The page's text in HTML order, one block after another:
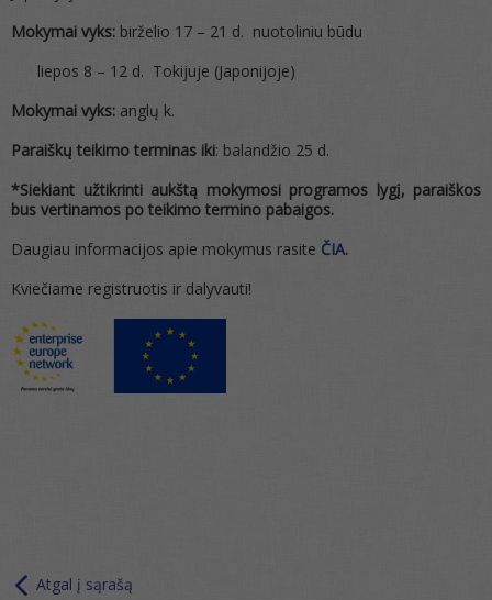
Mokymai vyks: birželio 17 – 21 d. nuotoliniu būdu
liepos 8 – 12 d. Tokijuje (Japonijoje)
Mokymai vyks: anglų k.
Paraiškų teikimo terminas iki: balandžio 25 d.
*Siekiant užtikrinti aukštą mokymosi programos lygį, paraiškos
bus vertinamos po teikimo termino pabaigos.
Daugiau informacijos apie mokymus rasite ČIA.
Kviečiame registruotis ir dalyvauti!
Atgal į sąrašą